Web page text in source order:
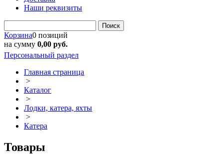
Наши реквизиты
Поиск
Корзина0 позиций
на сумму 0,00 руб.
Персональный раздел
Главная страница
>
Каталог
>
Лодки, катера, яхты
>
Катера
Товары